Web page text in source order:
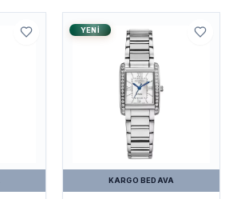
YENI
KARGO BEDAVA